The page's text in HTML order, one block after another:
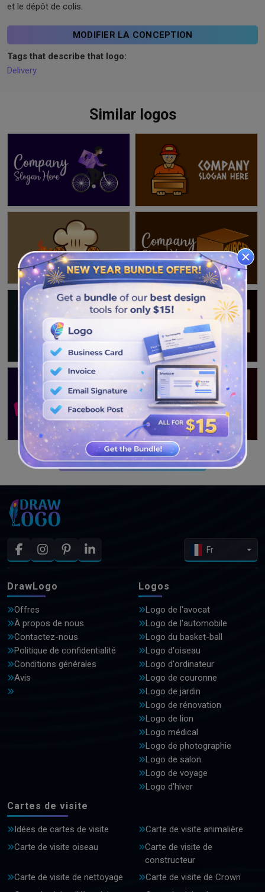
et le dépôt de colis.
MODIFIER LA CONCEPTION
Tags that describe that logo:
Delivery
Similar logos
VOIR PLUS DE CONCEPTIONS
Fr
DrawLogo
Offres
À propos de nous
Contactez-nous
Politique de confidentialité
Conditions générales
Avis
Logos
Logo de l'avocat
Logo de l'automobile
Logo du basket-ball
Logo d'oiseau
Logo d'ordinateur
Logo de couronne
Logo de jardin
Logo de rénovation
Logo de lion
Logo médical
Logo de photographie
Logo de salon
Logo de voyage
Logo d'hiver
Cartes de visite
Idées de cartes de visite
Carte de visite animalière
Carte de visite oiseau
Carte de visite de
constructeur
Carte de visite de nettoyage
Carte de visite de Crown